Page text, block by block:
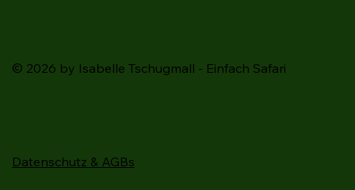
Datenschutz & AGBs
© 2026 by Isabelle Tschugmall - Einfach Safari